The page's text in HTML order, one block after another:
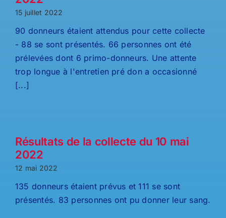
15 juillet 2022
90 donneurs étaient attendus pour cette collecte
- 88 se sont présentés. 66 personnes ont été
prélevées dont 6 primo-donneurs. Une attente
trop longue à l'entretien pré don a occasionné
[...]
Résultats de la collecte du 10 mai
2022
12 mai 2022
135 donneurs étaient prévus et 111 se sont
présentés. 83 personnes ont pu donner leur sang.